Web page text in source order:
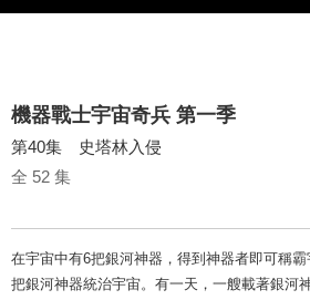
機器戰士宇宙奇兵 第一季
第40集 史塔林入侵
全 52 集
在宇宙中有6把銀河神器，得到神器者即可稱
把銀河神器統治宇宙。有一天，一艘載著銀河